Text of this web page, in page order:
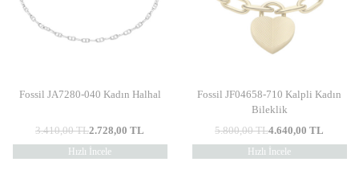
Fossil JA7280-040 Kadın Halhal
3.410,00TL2.728,00 TL
Hızlı İncele
Fossil JF04658-710 Kalpli Kadın
Bileklik
5.800,00TL4.640,00 TL
Hızlı İncele